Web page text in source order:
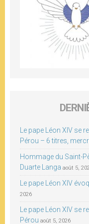
Le pape Léon XIV se
Pérou – 6 titres,
Hommage du Saint-
Duarte Langa août 5,
Le pape Léon XIV
2026
Le pape Léon XIV se
Pérou août 5, 2026